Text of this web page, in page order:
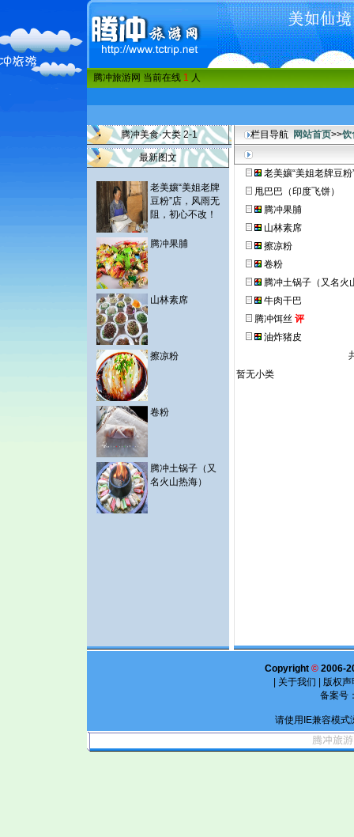
腾冲旅游网 当前在线 1 人
腾冲美食·大类 2-1
最新图文
老美孃“美姐老牌
豆粉”店，风雨无
阻，初心不改！
腾冲果脯
山林素席
擦凉粉
卷粉
腾冲土锅子（又
名火山热海）
栏目导航 网站首页>>饮
老美孃“美姐老牌豆
甩巴巴（印度飞饼）
腾冲果脯
山林素席
擦凉粉
卷粉
腾冲土锅子（又名火
牛肉干巴
腾冲饵丝 评
油炸猪皮
暂无小类
Copyright © 2006-
关于我们
版权
备案号
请使用IE兼容模式